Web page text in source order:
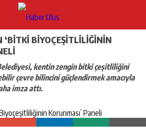
‘BITKI BIYOÇEŞITLILIĞININ
kentin zengin bitki çeşitliliğini
çevre bilincini güçlendirmek amacıyla
imza attı.